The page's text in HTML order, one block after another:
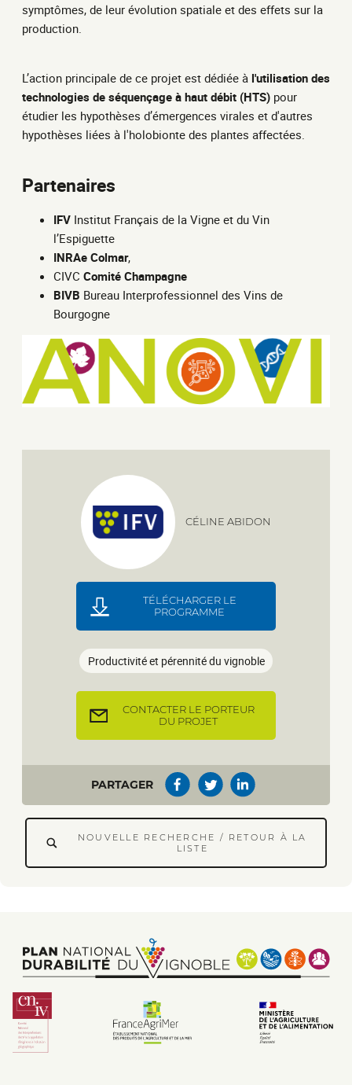
symptômes, de leur évolution spatiale et des effets sur la
production.
L’action principale de ce projet est dédiée à l'utilisation des
technologies de séquençage à haut débit (HTS) pour
étudier les hypothèses d’émergences virales et d'autres
hypothèses liées à l'holobionte des plantes affectées.
Partenaires
IFV Institut Français de la Vigne et du Vin
l’Espiguette
INRAe Colmar,
CIVC Comité Champagne
BIVB Bureau Interprofessionnel des Vins de
Bourgogne
CÉLINE ABIDON
TÉLÉCHARGER LE
PROGRAMME
Productivité et pérennité du vignoble
CONTACTER LE PORTEUR
DU PROJET
PARTAGER
NOUVELLE RECHERCHE / RETOUR À LA
LISTE